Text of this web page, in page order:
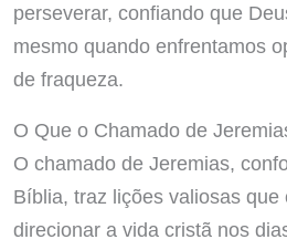
perseverar, confiando que
mesmo quando enfrentamos
de fraqueza.
O Que o Chamado de
O chamado de Jeremias,
Bíblia, traz lições valiosas
direcionar a vida cristã nos